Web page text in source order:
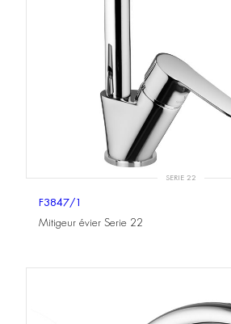
SERIE 22
F3847/1
Mitigeur évier Serie 22